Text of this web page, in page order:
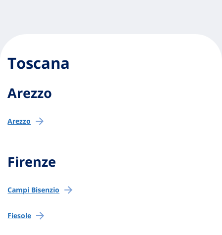
Toscana
Arezzo
Arezzo
Firenze
Campi Bisenzio
Fiesole